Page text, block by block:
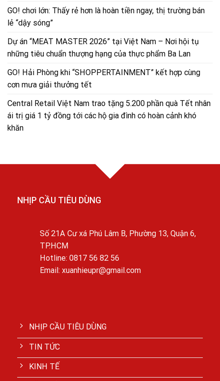
GO! chơi lớn: Thấy rẻ hơn là hoàn tiền ngay, thị trường bán
lẻ “dậy sóng”
Dự án “MEAT MASTER 2026” tại Việt Nam – Nơi hội tụ
những tiêu chuẩn thượng hạng của thực phẩm Ba Lan
GO! Hải Phòng khi “SHOPPERTAINMENT” kết hợp cùng
cơn mưa giải thưởng tết
Central Retail Việt Nam trao tặng 5.200 phần quà Tết nhân
ái trị giá 1 tỷ đồng tới các hộ gia đình có hoàn cảnh khó
khăn
NHỊP CẦU TIÊU DÙNG
Số 21A Cư xá Phú Lâm B, Phường 13, Quận 6,
TP.HCM
Hotline: 0817 56 82 56
Email: xuanhieupr@gmail.com
NHỊP CẦU TIÊU DÙNG
TIN TỨC
KINH TẾ